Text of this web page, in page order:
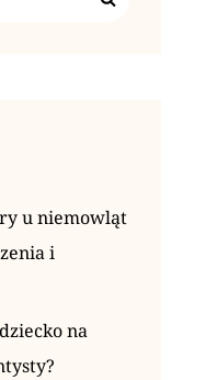
u niemowląt
i
na